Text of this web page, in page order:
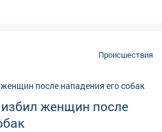
#ПропалЧеловек
Происшествия
женщин после